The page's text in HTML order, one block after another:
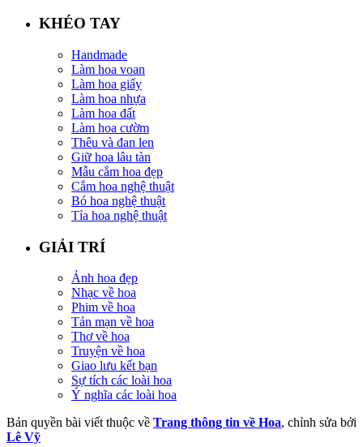
KHÉO TAY
Handmade
Làm hoa voan
Làm hoa giấy
Làm hoa nhựa
Làm hoa đất
Làm hoa cườm
Thêu và đan len
Giữ hoa lâu tàn
Mẫu cắm hoa đẹp
Cắm hoa nghệ thuật
Bó hoa nghệ thuật
Tỉa hoa nghệ thuật
GIẢI TRÍ
Ảnh hoa đẹp
Nhạc về hoa
Phim về hoa
Tản mạn về hoa
Thơ về hoa
Truyện về hoa
Giao lưu kết bạn
Sự tích các loài hoa
Ý nghĩa các loài hoa
Bản quyền bài viết thuộc về Trang thông tin về Hoa, chỉnh sửa bởi
Lê Vỹ